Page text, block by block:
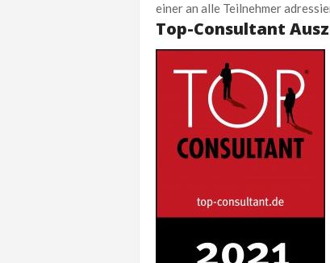
einer an alle Teilnehmer
Top-Consultant